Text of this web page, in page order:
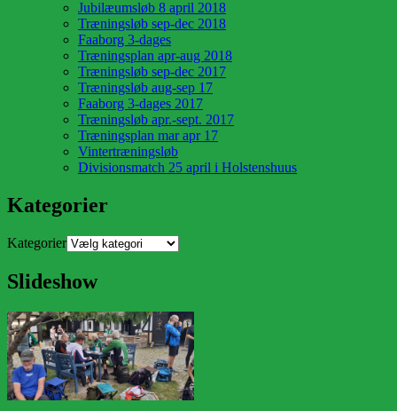
Jubilæumsløb 8 april 2018
Træningsløb sep-dec 2018
Faaborg 3-dages
Træningsplan apr-aug 2018
Træningsløb sep-dec 2017
Træningsløb aug-sep 17
Faaborg 3-dages 2017
Træningsløb apr.-sept. 2017
Træningsplan mar apr 17
Vintertræningsløb
Divisionsmatch 25 april i Holstenshuus
Kategorier
Kategorier
Slideshow